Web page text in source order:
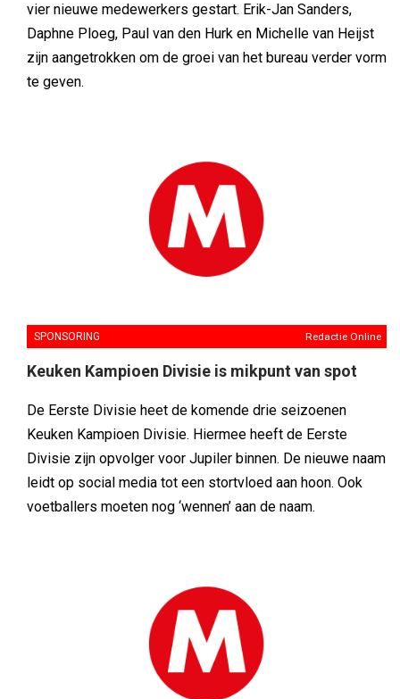
vier nieuwe medewerkers gestart. Erik-Jan Sanders,
Daphne Ploeg, Paul van den Hurk en Michelle van Heijst
zijn aangetrokken om de groei van het bureau verder vorm
te geven.
SPONSORING Redactie Online
Keuken Kampioen Divisie is mikpunt van spot
De Eerste Divisie heet de komende drie seizoenen
Keuken Kampioen Divisie. Hiermee heeft de Eerste
Divisie zijn opvolger voor Jupiler binnen. De nieuwe naam
leidt op social media tot een stortvloed aan hoon. Ook
voetballers moeten nog ‘wennen’ aan de naam.